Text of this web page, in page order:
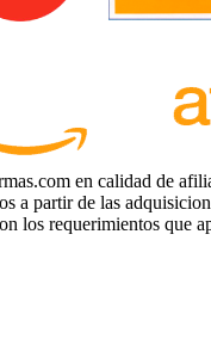
en calidad de
a partir de las
los requerimientos que